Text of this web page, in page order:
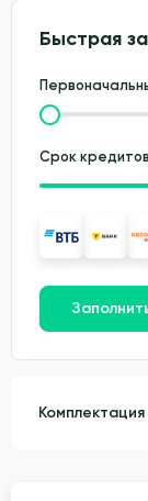
Быстрая
Срок